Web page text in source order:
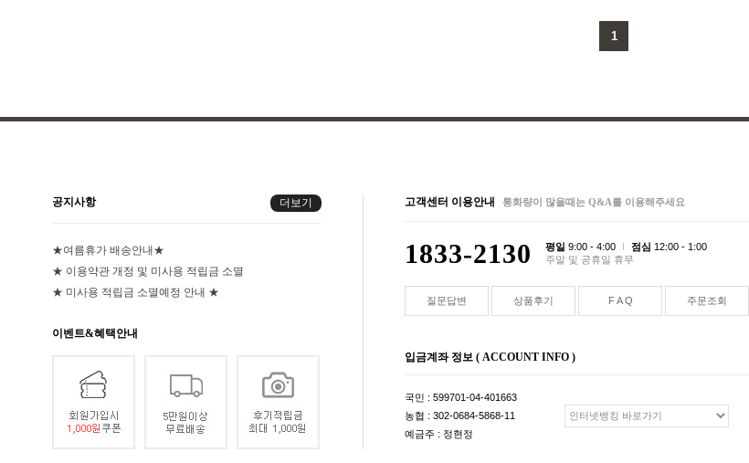
1
공지사항 더보기
★여름휴가 배송안내★
★ 이용약관 개정 및 미사용 적립금 소멸
★ 미사용 적립금 소멸예정 안내 ★
이벤트&혜택안내
고객센터 이용안내 통화량이 많을때는 Q&A를 이용해주세요
1833-2130 평일 9:00 - 4:00 점심 12:00 - 1:00
주말 및 공휴일 휴무
질문답변 상품후기 F A Q 주문조회
입금계좌 정보 ( ACCOUNT INFO )
국민 : 599701-04-401663
농협 : 302-0684-5868-11
예금주 : 정현정